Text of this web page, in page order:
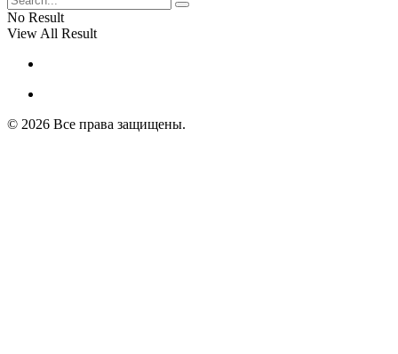
No Result
View All Result
© 2026 Все права защищены.